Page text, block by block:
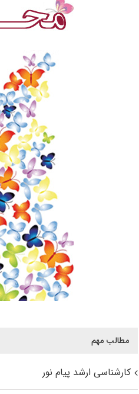
مطالب مهم
کارشناسی ارشد پیام نور